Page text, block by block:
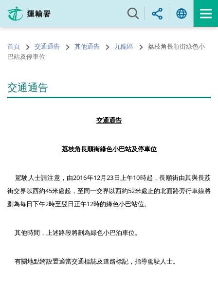
內
的首頁 交通通告 其他通告 九龍區
荔枝角長順街綠色小
巴站及停車位
交通通告
交通通告
荔枝角長順街綠色小巴站及停車位
駕駛人士請注意，由2016年12月23日上午10時起，長順街由其與長荔
街交界以西約45米處起，至同一交界以西約52米處止的北面路旁行車線將
劃為每日下午2時至翌日正午12時的綠色小巴站位。
其他時間，上述路段將劃為綠色小巴泊車位。
有關地點將設置適當交通標誌及道路標記，指導駕駛人士。